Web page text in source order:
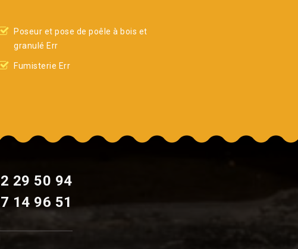
Poseur et pose de poêle à bois et
granulé Err
Fumisterie Err
29 50 94
14 96 51